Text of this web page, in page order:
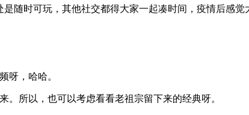
是随时可玩，其他社交都得大家一起凑时间，疫情后感觉
呀，哈哈。
。所以，也可以考虑看看老祖宗留下来的经典呀。